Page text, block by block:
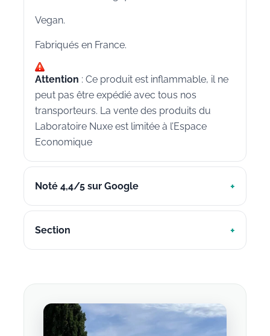
Vegan.
Fabriqués en France.
Attention : Ce produit est inflammable, il ne
peut pas être expédié avec tous nos
transporteurs. La vente des produits du
Laboratoire Nuxe est limitée à l’Espace
Economique
Noté 4,4/5 sur Google
Section